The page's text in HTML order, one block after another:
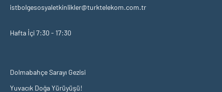
istbolgesosyaletkinlikler@turktelekom.com.tr
Hafta İçi 7:30 - 17:30
Dolmabahçe Sarayı Gezisi
Yuvacık Doğa Yürüyüşü!